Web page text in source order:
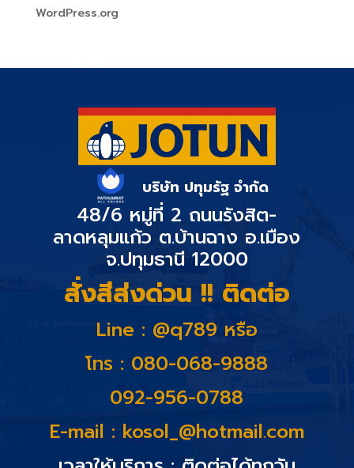
WordPress.org
บริษัท ปทุมรัฐ จำกัด
48/6 หมู่ที่ 2 ถนนรังสิต-
ลาดหลุมแก้ว ต.บ้านฉาง อ.เมือง
จ.ปทุมธานี 12000
สั่งสีส่งด่วน !! ติดต่อ
Line : @q789 หรือ
โทร : 080-068-9888
092-956-0788
E-mail : kosol_@hotmail.com